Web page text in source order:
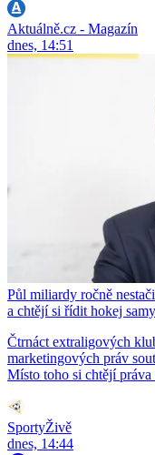
Aktuálně.cz - Magazín
dnes, 14:51
Půl miliardy ročně
a chtějí si řídit hokej samy
Čtrnáct extraligových
marketingových práv
Místo toho si chtějí práva
SportyŽivě
dnes, 14:44